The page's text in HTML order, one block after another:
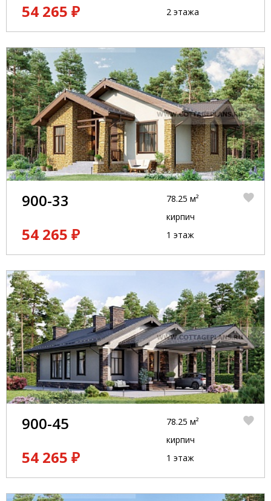
54 265 ₽
2 этажа
900-33
54 265 ₽
78.25 м²
кирпич
1 этаж
900-45
54 265 ₽
78.25 м²
кирпич
1 этаж